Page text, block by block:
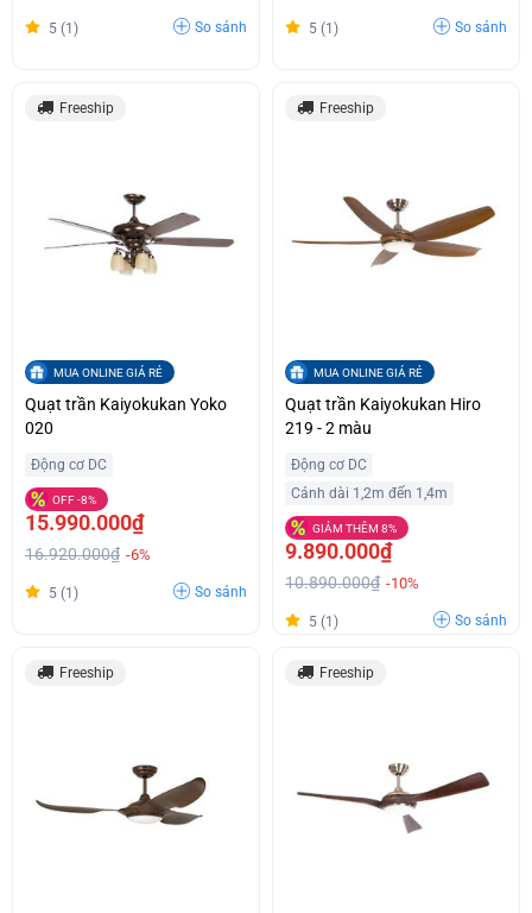
5 (1) So sánh 5 (1) So sánh
Freeship
MUA ONLINE GIÁ RẺ
Quạt trần Kaiyokukan Yoko
020
Động cơ DC
OFF -8%
15.990.000₫
16.920.000₫ -6%
5 (1) So sánh
Freeship
MUA ONLINE GIÁ RẺ
Quạt trần Kaiyokukan Hiro
219 - 2 màu
Động cơ DC
Cánh dài 1,2m đến 1,4m
GIẢM THÊM 8%
9.890.000₫
10.890.000₫ -10%
5 (1) So sánh
Freeship Freeship